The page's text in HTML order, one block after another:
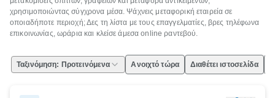
χρησιμοποιώντας σύγχρονα μέσα. Ψάχνεις μεταφορική εταιρεία σε
οποιαδήποτε περιοχή; Δες τη λίστα με τους επαγγελματίες, βρες τηλέφωνα
επικοινωνίας, ωράρια και κλείσε άμεσα online ραντεβού.
Ταξινόμηση: Προτεινόμενα Ανοιχτό τώρα Διαθέτει ιστοσελίδα